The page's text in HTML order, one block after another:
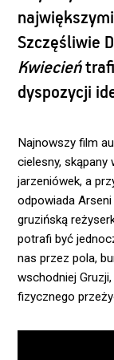
Szczęśliwie
Kwiecień
dyspozycji
Najnowszy film
cielesny, skąpany
jarzeniówek, a
odpowiada
gruzińską
potrafi być
nas przez pola,
wschodniej
fizycznego